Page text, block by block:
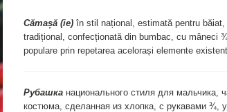
Cămașă (ie)în stil național, estimată pentru băiat,
tradițional, confecționată din bumbac, cu mâneci
populare prin repetarea acelorași elemente
Рубашканационального стиля для мальчика,
костюма, сделанная из хлопка, с рукавами ¾,